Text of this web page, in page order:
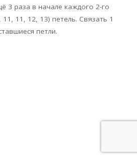
3 раза в начале каждого 2-го
11, 12, 13) петель. Связать 1
петли.